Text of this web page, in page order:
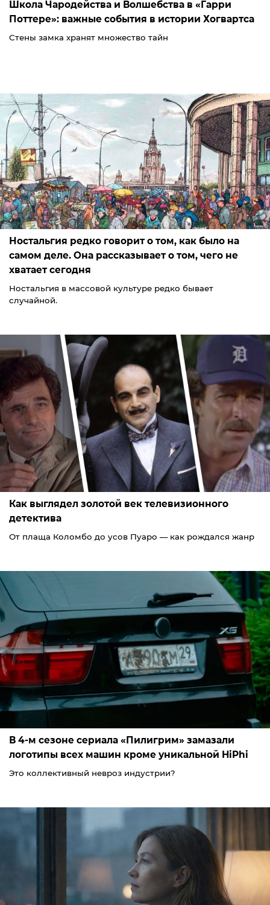
Школа Чародейства и Волшебства в «Гарри
Поттере»: важные события в истории Хогвартса
Стены замка хранят множество тайн
Ностальгия редко говорит о том, как было на
самом деле. Она рассказывает о том, чего не
хватает сегодня
Ностальгия в массовой культуре редко бывает
случайной.
Как выглядел золотой век телевизионного
детектива
От плаща Коломбо до усов Пуаро — как рождался жанр
В 4-м сезоне сериала «Пилигрим» замазали
логотипы всех машин кроме уникальной HiPhi
Это коллективный невроз индустрии?